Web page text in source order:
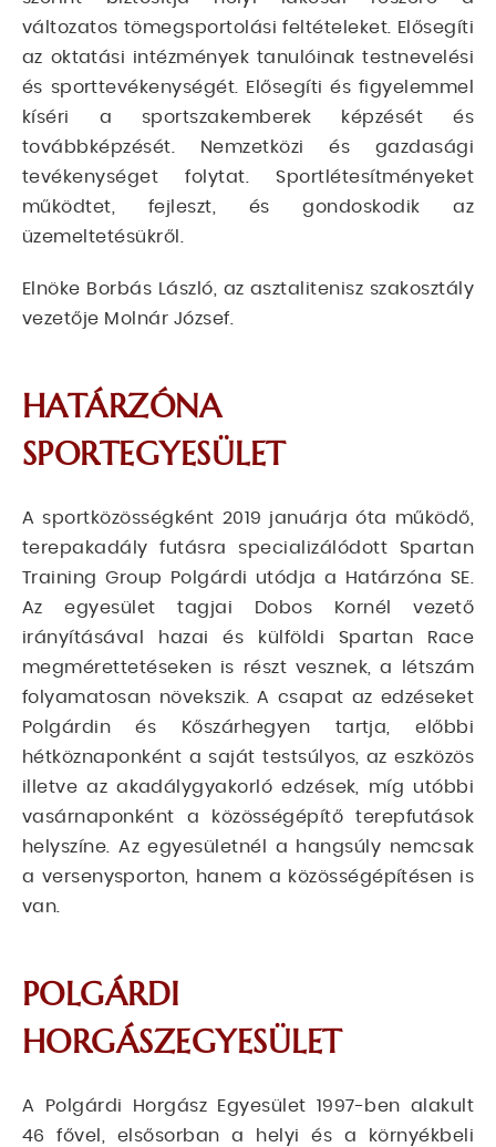
változatos tömegsportolási feltételeket. Elősegíti
az oktatási intézmények tanulóinak testnevelési
és sporttevékenységét. Elősegíti és figyelemmel
kíséri a sportszakemberek képzését és
továbbképzését. Nemzetközi és gazdasági
tevékenységet folytat. Sportlétesítményeket
működtet, fejleszt, és gondoskodik az
üzemeltetésükről.
Elnöke Borbás László, az asztalitenisz szakosztály
vezetője Molnár József.
HATÁRZÓNA
SPORTEGYESÜLET
A sportközösségként 2019 januárja óta működő,
terepakadály futásra specializálódott Spartan
Training Group Polgárdi utódja a Határzóna SE.
Az egyesület tagjai Dobos Kornél vezető
irányításával hazai és külföldi Spartan Race
megmérettetéseken is részt vesznek, a létszám
folyamatosan növekszik. A csapat az edzéseket
Polgárdin és Kőszárhegyen tartja, előbbi
hétköznaponként a saját testsúlyos, az eszközös
illetve az akadálygyakorló edzések, míg utóbbi
vasárnaponként a közösségépítő terepfutások
helyszíne. Az egyesületnél a hangsúly nemcsak
a versenysporton, hanem a közösségépítésen is
van.
POLGÁRDI
HORGÁSZEGYESÜLET
A Polgárdi Horgász Egyesület 1997-ben alakult
46 fővel, elsősorban a helyi és a környékbeli